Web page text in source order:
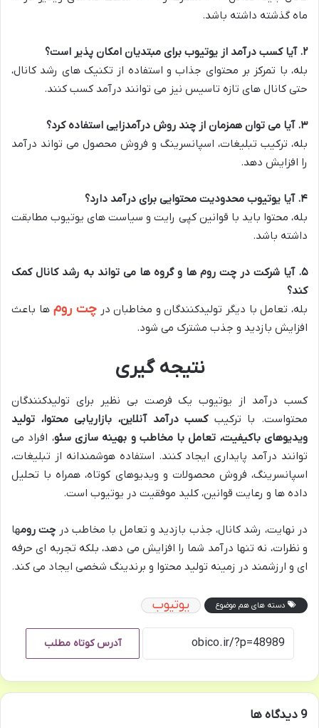
ماه گذشته داشته باشد.
۲. آیا کسب درآمد از یوتیوب برای مبتدیان امکان پذیر است؟
بله، با تمرکز بر محتوای جذاب و استفاده از تکنیک های رشد کانال،
حتی کانال های تازه تاسیس نیز می توانند درآمد کسب کنند.
۳. آیا می توان همزمان از چند روش درآمدزایی استفاده کرد؟
بله، ترکیب تبلیغات، اسپانسرینگ و فروش محصول می تواند درآمد
را افزایش دهد.
۴. آیا یوتیوب محدودیت محتوایی برای درآمد دارد؟
بله، محتوا باید با قوانین کپی رایت و سیاست های یوتیوب مطابقت
داشته باشد.
۵. آیا شرکت در چت روم ها و گروه ها می تواند به رشد کانال کمک
کند؟
بله، تعامل با دیگر تولیدکنندگان و مخاطبان درچت رومها باعث
افزایش بازدید و جذب مشترک می شود.
نتیجه گیری
کسب درآمد از یوتیوب یک فرصت بی نظیر برای تولیدکنندگان
محتواست. با ترکیبکسب درآمد آنلاین، بازاریابی محتوا، تولید
ویدیوهای باکیفیت، تعامل با مخاطب و بهینه سازی سئو، افراد می
توانند درآمد پایداری ایجاد کنند. استفاده هوشمندانه از تبلیغات،
اسپانسرینگ، فروش محصولات و ویدیوهای کوتاه، همراه با تحلیل
داده ها و رعایت قوانین، کلید موفقیت در یوتیوب است.
در نهایت، رشد کانال، جذب بازدید و تعامل با مخاطب در چت رومها
و نظرات، نه تنها درآمد شما را افزایش می دهد، بلکه تجربه ای حرفه
ای و ارزشمند در زمینه تولید محتوا و برندینگ شخصی ایجاد می کند.
دسته های هم موضوع یوتیوب
آدرس کوتاه مطلب
‫9 دیدگاه ها